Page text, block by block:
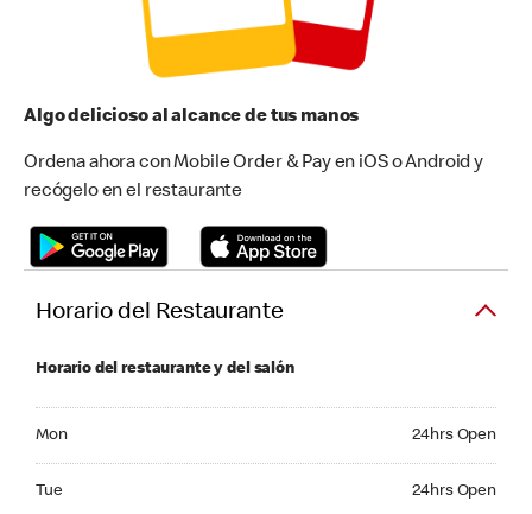
Algo delicioso al alcance de tus manos
Ordena ahora con Mobile Order & Pay en iOS o Android y
recógelo en el restaurante
Horario del Restaurante
Horario del restaurante y del salón
Mon 24hrs Open
Tue 24hrs Open